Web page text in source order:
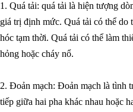
1. Quá tải: quá tải là hiện tượng
giá trị định mức. Quá tải có thể do
hóc tạm thời. Quá tải có thể làm
hỏng hoặc cháy nổ.
2. Đoản mạch: Đoản mạch là tình
tiếp giữa hai pha khác nhau hoặc